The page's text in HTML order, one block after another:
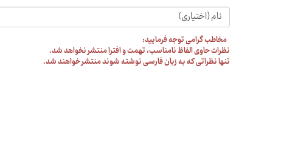
مخاطب گرامی توجه فرمایید:
نظرات حاوی الفاظ نامناسب، تهمت و افترا منتشر نخواهد شد.
تنها نظراتی که به زبان فارسی نوشته شوند منتشر خواهند شد.